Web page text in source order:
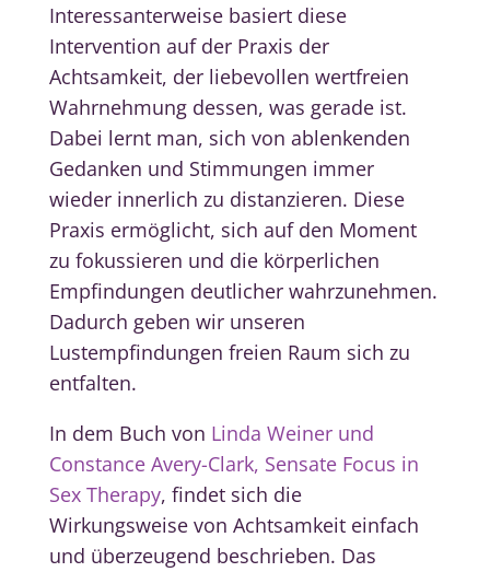
Interessanterweise basiert diese
Intervention auf der Praxis der
Achtsamkeit, der liebevollen wertfreien
Wahrnehmung dessen, was gerade ist.
Dabei lernt man, sich von ablenkenden
Gedanken und Stimmungen immer
wieder innerlich zu distanzieren. Diese
Praxis ermöglicht, sich auf den Moment
zu fokussieren und die körperlichen
Empfindungen deutlicher wahrzunehmen.
Dadurch geben wir unseren
Lustempfindungen freien Raum sich zu
entfalten.
In dem Buch von Linda Weiner und
Constance Avery-Clark, Sensate Focus in
Sex Therapy, findet sich die
Wirkungsweise von Achtsamkeit einfach
und überzeugend beschrieben. Das